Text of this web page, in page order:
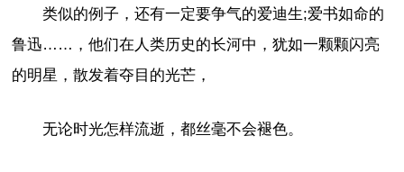
类似的例子，还有一定要争气的爱迪生;爱书如命的
鲁迅……，他们在人类历史的长河中，犹如一颗颗闪亮
的明星，散发着夺目的光芒，
无论时光怎样流逝，都丝毫不会褪色。